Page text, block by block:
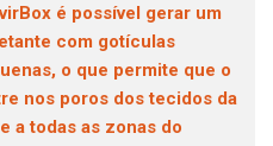
é possível gerar um
com gotículas
o que permite que o
nos poros dos tecidos da
a todas as zonas do